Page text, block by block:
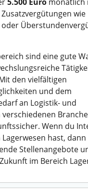
wie
oder
sind eine gute
den vielfältigen
und dem
an Logistik- und
Wenn du
hast,
Stellenangebote
im Bereich